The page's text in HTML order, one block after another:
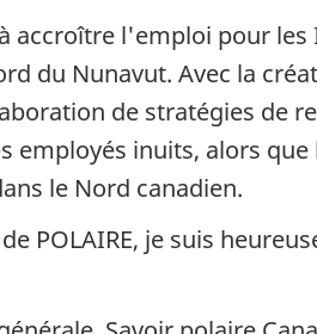
accroître l'emploi pour
du Nunavut. Avec la
de stratégies de
inuits, alors que
le Nord canadien.
POLAIRE, je suis